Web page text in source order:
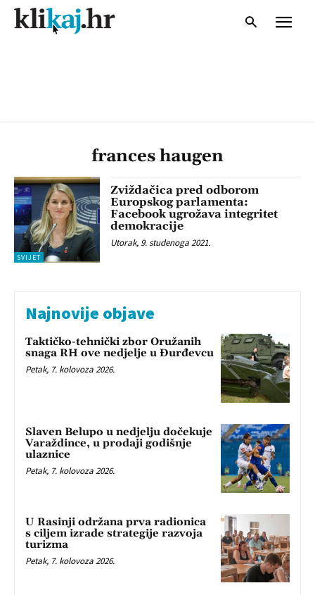
frances haugen
SVIJET
Zviždačica pred odborom
Europskog parlamenta:
Facebook ugrožava integritet
demokracije
Utorak, 9. studenoga 2021.
Najnovije objave
Taktičko-tehnički zbor Oružanih
snaga RH ove nedjelje u Đurđevcu
Petak, 7. kolovoza 2026.
Slaven Belupo u nedjelju dočekuje
Varaždince, u prodaji godišnje
ulaznice
Petak, 7. kolovoza 2026.
U Rasinji održana prva radionica
s ciljem izrade strategije razvoja
turizma
Petak, 7. kolovoza 2026.